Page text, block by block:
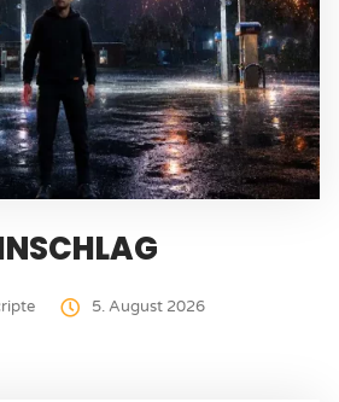
5. August 2026